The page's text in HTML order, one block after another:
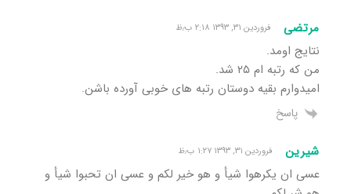
مرتضی فروردین ۳۱, ۱۳۹۳ ۲:۱۸ ب٫ظ
نتایج اومد.
من که رتبه ام ۲۵ شد.
امیدوارم بقیه دوستان رتبه های خوبی آورده باشن.
پاسخ
شیرین فروردین ۳۱, ۱۳۹۳ ۱:۲۷ ب٫ظ
عسی ان یکرهوا شیأ و هو خیر لکم و عسی ان تحبوا شیأ و